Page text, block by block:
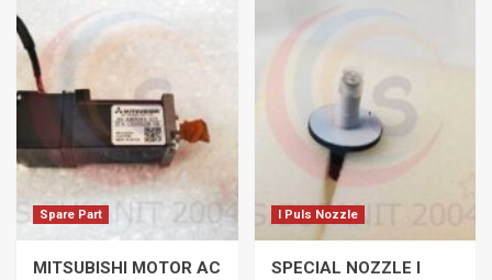
Spare Part
MITSUBISHI MOTOR AC
I Puls Nozzle
SPECIAL NOZZLE I